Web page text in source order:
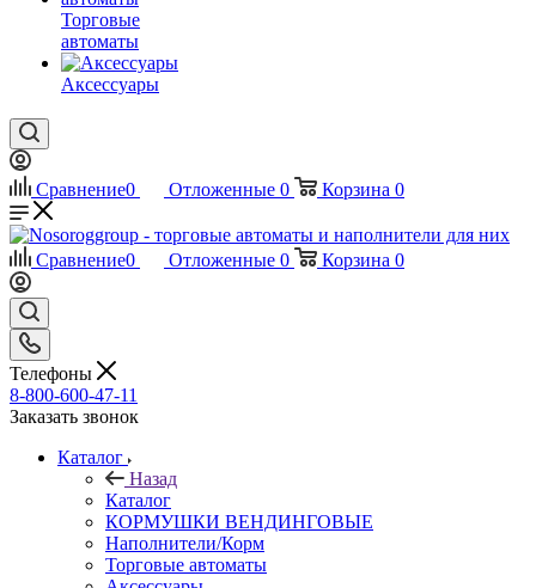
Торговые
автоматы
Аксессуары
Сравнение0 Отложенные 0 Корзина 0
Сравнение0 Отложенные 0 Корзина 0
Телефоны
8-800-600-47-11
Заказать звонок
Каталог
Назад
Каталог
КОРМУШКИ ВЕНДИНГОВЫЕ
Наполнители/Корм
Торговые автоматы